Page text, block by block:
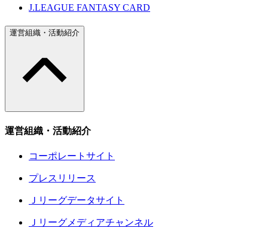
J.LEAGUE FANTASY CARD
運営組織・活動紹介
運営組織・活動紹介
コーポレートサイト
プレスリリース
Ｊリーグデータサイト
Ｊリーグメディアチャンネル